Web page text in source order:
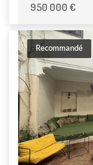
950 000 €
Recommandé